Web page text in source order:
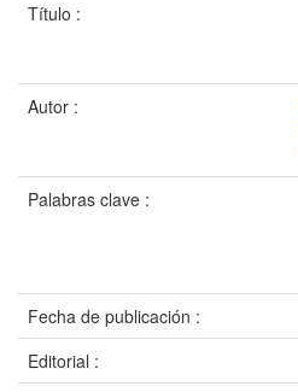
Título :
Autor :
Palabras clave :
Fecha de publicación :
Editorial :